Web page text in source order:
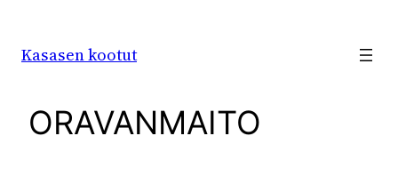
Kasasen kootut
ORAVANMAITO